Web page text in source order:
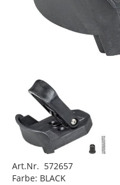
Art.Nr. 572657
Farbe: BLACK